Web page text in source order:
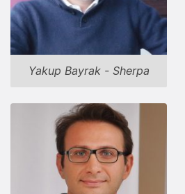
Yakup Bayrak - Sherpa